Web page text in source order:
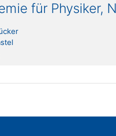
für Physiker,